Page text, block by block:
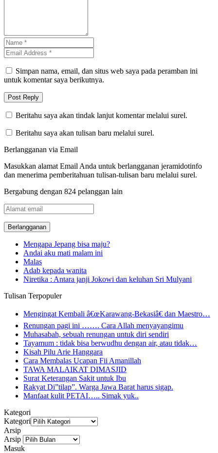
Simpan nama, email, dan situs web saya pada peramban ini
untuk komentar saya berikutnya.
Beritahu saya akan tindak lanjut komentar melalui surel.
Beritahu saya akan tulisan baru melalui surel.
Berlangganan via Email
Masukkan alamat Email Anda untuk berlangganan jeramidotinfo
dan menerima pemberitahuan tulisan-tulisan baru melalui surel.
Bergabung dengan 824 pelanggan lain
Alamat
email
Mengapa Jepang bisa maju?
Andai aku mati malam ini
Malas
Adab kepada wanita
Niretika : Antara janji Jokowi dan keluhan Sri Mulyani
Tulisan Terpopuler
Mengingat Kembali â€œKarawang-Bekasiâ€ dan Maestro…
Renungan pagi ini ……. Cara Allah menyayangimu
Muhasabah, sebuah renungan untuk diri sendiri
Tayamum : tidak bisa berwudhu dengan air, atau tidak…
Kisah Pilu Arie Hanggara
Cara Membalas Ucapan Fii Amanillah
TAWA MALAIKAT DIMASJID
Surat Keterangan Sakit untuk Ibu
Rakyat Di”tilap”. Warga Jawa Barat harus sigap.
Manfaat kulit PETAI….. Simak yuk..
Kategori
Kategori
Arsip
Arsip
Masuk